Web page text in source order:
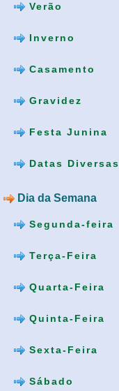
Verão
Inverno
Casamento
Gravidez
Festa Junina
Datas Diversas
Dia da Semana
Segunda-feira
Terça-Feira
Quarta-Feira
Quinta-Feira
Sexta-Feira
Sábado